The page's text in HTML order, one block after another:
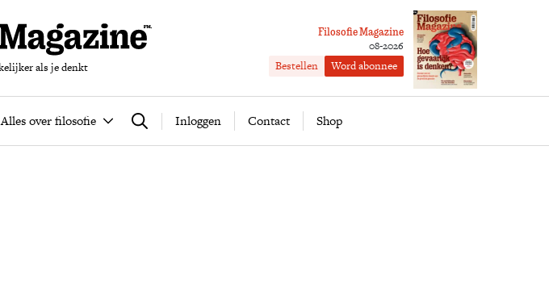
als je denkt
Filosofie Magazine
08-2026
Bestellen Word abonnee
Alles over filosofie Zoeken Inloggen Contact Shop
Shortread Alles over filosofie Word abonnee